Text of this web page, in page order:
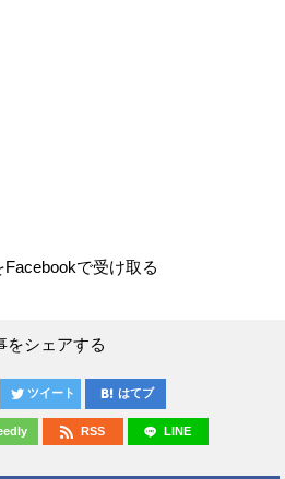
で受け取る
をシェアする
ツイート はてブ
RSS LINE